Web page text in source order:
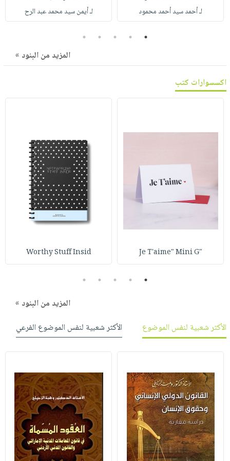
صابون
أطفال
فيديوهات
أسئلة
خدمات
نيل
وفرات
عربة
الإصدارات
لـ أحمد سيد أحمد محمود
لـ أيمن سيد محمد عبد الرح
1
2
3
4
5
المزيد من البنود »
اكسسوارات كتب
"Je T'aime" Mini G
Worthy Stuff Insid
1
2
3
4
5
المزيد من البنود »
الأكثر شعبية لنفس الموضوع
الأكثر شعبية لنفس الموضوع الفرعي